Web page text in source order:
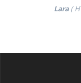
Lara (